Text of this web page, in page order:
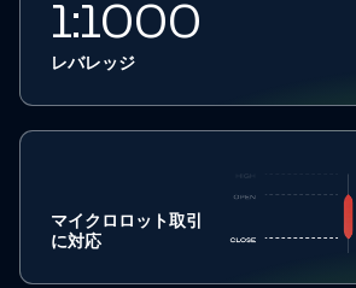
1:1000
レバレッジ
マイクロロット取引
に対応